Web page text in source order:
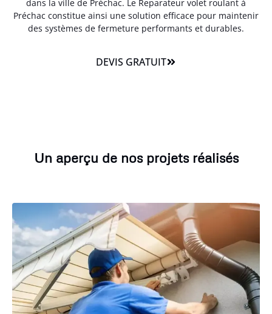
dans la ville de Préchac. Le Reparateur volet roulant à
Préchac constitue ainsi une solution efficace pour maintenir
des systèmes de fermeture performants et durables.
DEVIS GRATUIT
Un aperçu de nos projets réalisés